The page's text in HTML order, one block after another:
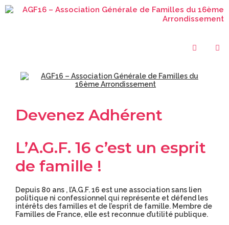
Devenez Adhérent
L’A.G.F. 16 c’est un esprit
de famille !
Depuis 80 ans , l’A.G.F. 16 est une association sans lien
politique ni confessionnel qui représente et défend les
intérêts des familles et de l’esprit de famille. Membre de
Familles de France, elle est reconnue d’utilité publique.